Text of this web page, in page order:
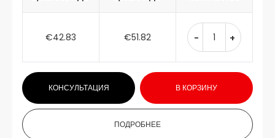
€42.83 €51.82 - +
КОНСУЛЬТАЦИЯ В КОРЗИНУ
ПОДРОБНЕЕ